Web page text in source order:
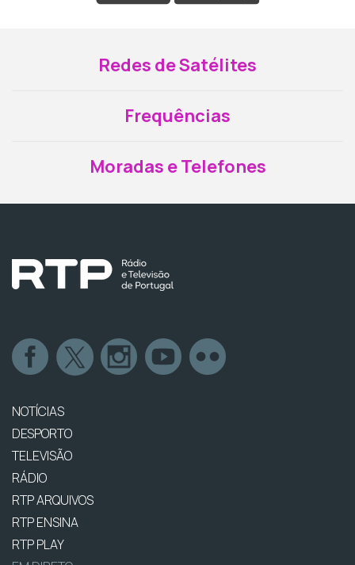
Redes de Satélites
Frequências
Moradas e Telefones
NOTÍCIAS
DESPORTO
TELEVISÃO
RÁDIO
RTP ARQUIVOS
RTP ENSINA
RTP PLAY